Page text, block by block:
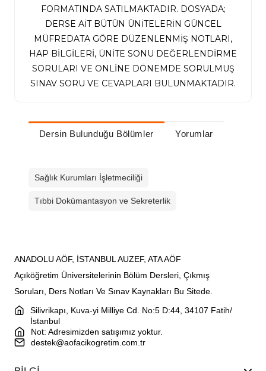
FORMATINDA SATILMAKTADIR. DOSYADA;
DERSE AİT BÜTÜN ÜNİTELERİN GÜNCEL
MÜFREDATA GÖRE DÜZENLENMİŞ NOTLARI,
HAP BİLGİLERİ, ÜNİTE SONU DEĞERLENDİRME
SORULARI VE ONLİNE DÖNEMDE SORULMUŞ
SINAV SORU VE CEVAPLARI BULUNMAKTADIR.
Dersin Bulunduğu Bölümler Yorumlar
Sağlık Kurumları İşletmeciliği
Tıbbi Dokümantasyon ve Sekreterlik
ANADOLU AÖF, İSTANBUL AUZEF, ATA AÖF
Açıköğretim Üniversitelerinin Bölüm Dersleri, Çıkmış
Soruları, Ders Notları Ve Sınav Kaynakları Bu Sitede.
Silivrikapı, Kuva-yi Milliye Cd. No:5 D:44, 34107 Fatih/
İstanbul
Not: Adresimizden satışımız yoktur.
destek@aofacikogretim.com.tr